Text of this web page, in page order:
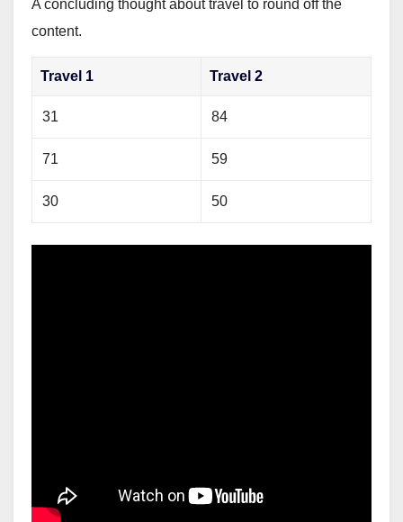
A concluding thought about travel to round off the
content.
Travel 1 Travel 2
31 84
71 59
30 50